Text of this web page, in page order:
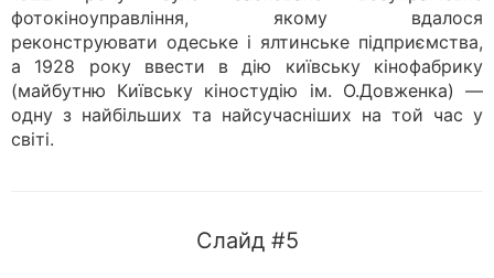
фотокіноуправління, якому вдалося
реконструювати одеське і ялтинське підприємства,
а 1928 року ввести в дію київську кінофабрику
(майбутню Київську кіностудію ім. О.Довженка) —
одну з найбільших та найсучасніших на той час у
світі.
Слайд #5